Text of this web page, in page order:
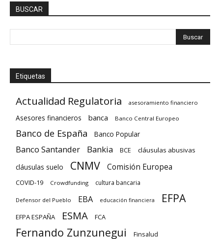
BUSCAR
Etiquetas
Actualidad Regulatoria asesoramiento financiero
Asesores financieros banca Banco Central Europeo
Banco de España Banco Popular
Banco Santander Bankia BCE cláusulas abusivas
cláusulas suelo CNMV Comisión Europea
COVID-19 Crowdfunding cultura bancaria
Defensor del Pueblo EBA educación financiera EFPA
EFPA ESPAÑA ESMA FCA
Fernando Zunzunegui Finsalud